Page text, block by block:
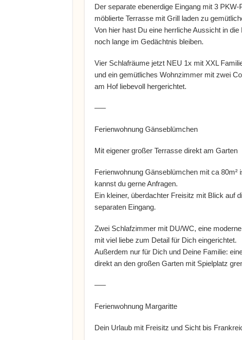
Der separate ebenerdige Eingang mit 3
möblierte Terrasse mit Grill laden zu
Von hier hast Du eine herrliche Aussicht in
noch lange im Gedächtnis bleiben.
Vier Schlafräume jetzt NEU 1x mit XXL
und ein gemütliches Wohnzimmer mit zwei
am Hof liebevoll hergerichtet.
—–
Ferienwohnung Gänseblümchen
Mit eigener großer Terrasse direkt am Garten
Ferienwohnung Gänseblümchen mit ca
kannst du gerne Anfragen.
Ein kleiner, überdachter Freisitz mit Blick auf
separaten Eingang.
Zwei Schlafzimmer mit DU/WC, eine
mit viel liebe zum Detail für Dich eingerichtet.
Außerdem nur für Dich und Deine Familie:
direkt an den großen Garten mit Spielplatz
—–
Ferienwohnung Margaritte
Dein Urlaub mit Freisitz und Sicht bis